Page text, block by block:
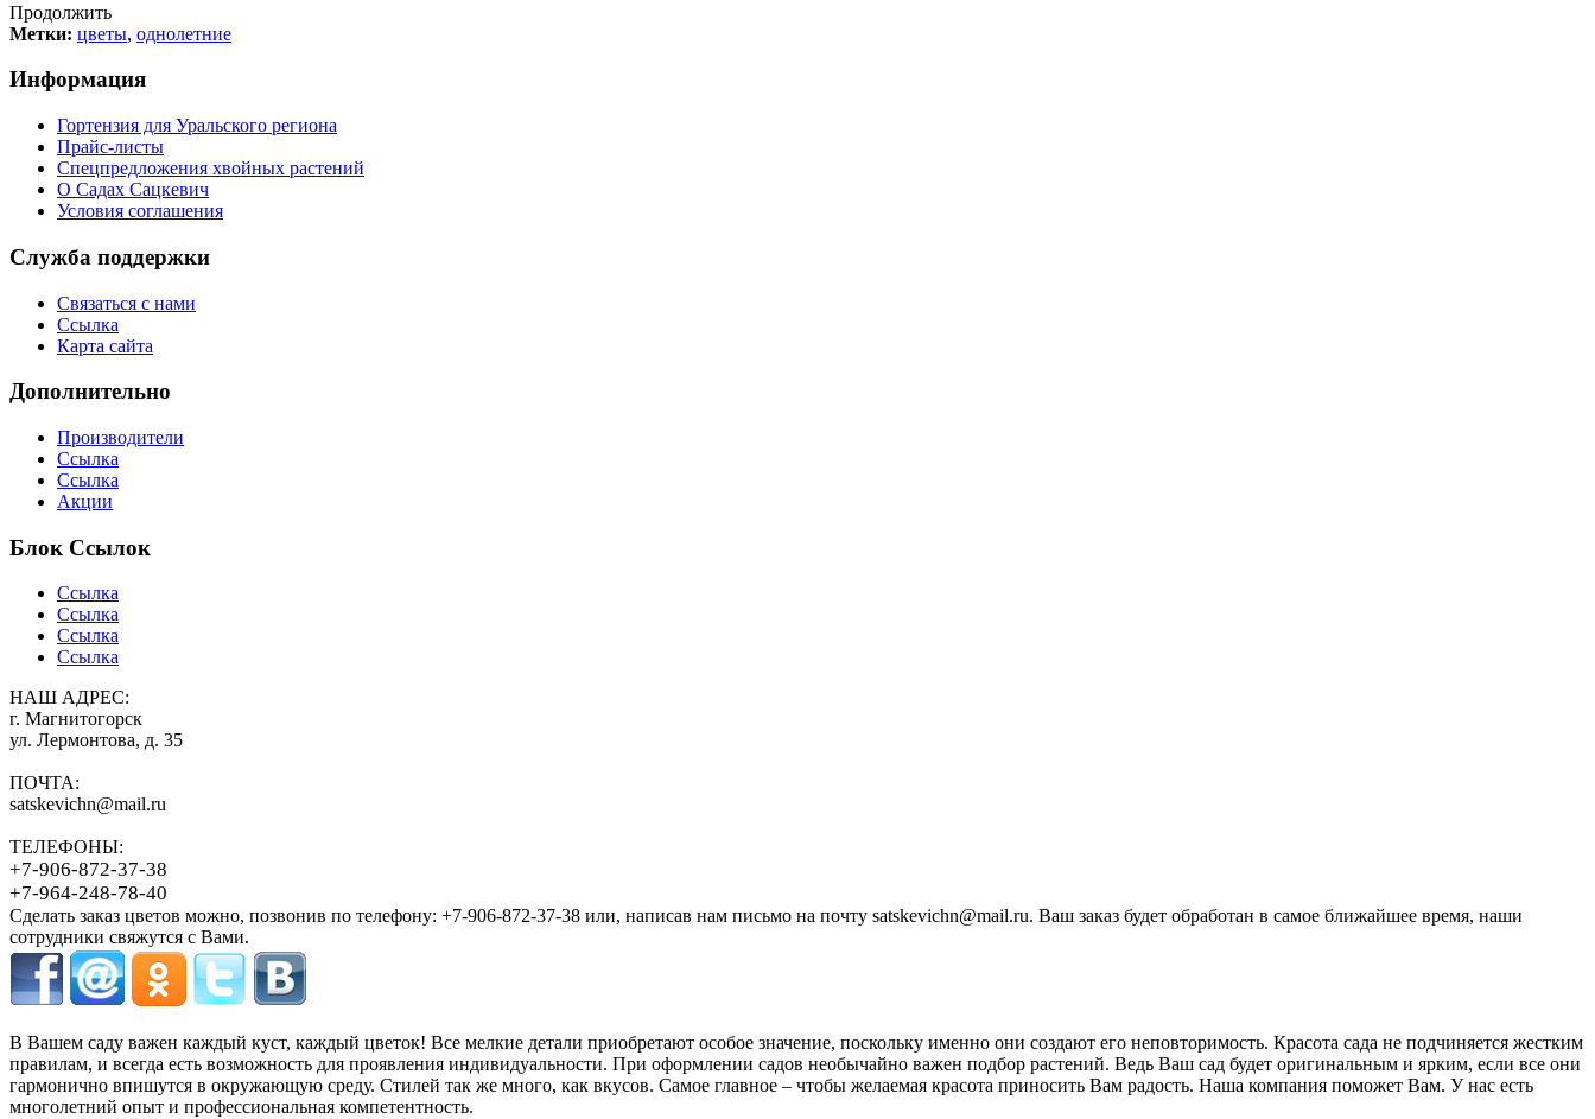
Продолжить
Метки: цветы, однолетние
Информация
Гортензия для Уральского региона
Прайс-листы
Спецпредложения хвойных растений
О Садах Сацкевич
Условия соглашения
Служба поддержки
Связаться с нами
Ссылка
Карта сайта
Дополнительно
Производители
Ссылка
Ссылка
Акции
Блок Ссылок
Ссылка
Ссылка
Ссылка
Ссылка
НАШ АДРЕС:
г. Магнитогорск
ул. Лермонтова, д. 35
ПОЧТА:
satskevichn@mail.ru
ТЕЛЕФОНЫ:
+7-906-872-37-38
+7-964-248-78-40
Сделать заказ цветов можно, позвонив по телефону: +7-906-872-37-38 или, написав нам письмо на почту satskevichn@mail.ru. Ваш заказ будет обработан в самое ближайшее время, наши
сотрудники свяжутся с Вами.
В Вашем саду важен каждый куст, каждый цветок! Все мелкие детали приобретают особое значение, поскольку именно они создают его неповторимость. Красота сада не подчиняется жестким
правилам, и всегда есть возможность для проявления индивидуальности. При оформлении садов необычайно важен подбор растений. Ведь Ваш сад будет оригинальным и ярким, если все они
гармонично впишутся в окружающую среду. Стилей так же много, как вкусов. Самое главное – чтобы желаемая красота приносить Вам радость. Наша компания поможет Вам. У нас есть
многолетний опыт и профессиональная компетентность.